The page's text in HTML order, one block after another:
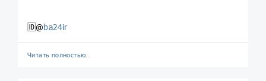
🆔@ba24ir
Читать полностью…